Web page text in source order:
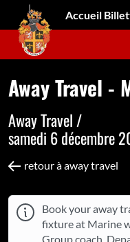
Accueil
Away Travel -
Away Travel /
samedi 6 décembre
retour à away travel
Book your away
fixture at Marine
Group coach.